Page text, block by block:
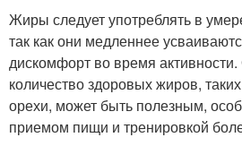
Жиры следует употреблять в
так как они медленнее
дискомфорт во время
количество здоровых жиров,
орехи, может быть полезным,
приемом пищи и тренировкой